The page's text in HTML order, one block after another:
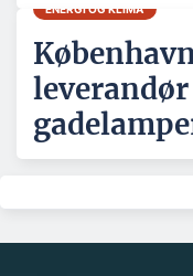
ENERGI OG KLIMA